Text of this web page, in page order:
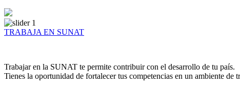
TRABAJA EN SUNAT
Trabajar en la SUNAT te permite contribuir con el desarrollo de tu país.
Tienes la oportunidad de fortalecer tus competencias en un ambiente de